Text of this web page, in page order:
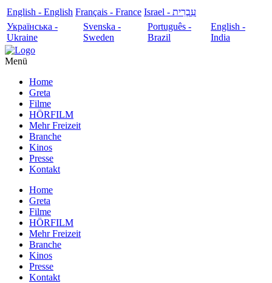
English - English Français - France
עִבְרִית - Israel
Українська -
Ukraine
Svenska -
Sweden
Português -
Brazil
English -
India
Menü
Home
Greta
Filme
HÖRFILM
Mehr Freizeit
Branche
Kinos
Presse
Kontakt
Home
Greta
Filme
HÖRFILM
Mehr Freizeit
Branche
Kinos
Presse
Kontakt